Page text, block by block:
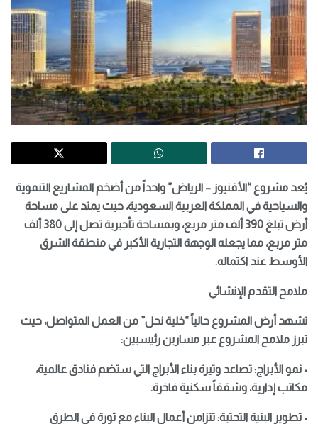
يُعد مشروع “الأفنيوز – الرياض” واحداً من أضخم المشاريع التنموية
والسياحية في المملكة العربية السعودية، حيث يمتد على مساحة
أرض تبلغ 390 ألف متر مربع، وبمساحة تأجيرية تصل إلى 380 ألف
متر مربع، مما يجعله الوجهة التجارية الأكبر في منطقة الشرق
الأوسط عند اكتماله.
ملامح التقدم الإنشائي
تشهد أرض المشروع حالياً “خلية نحل” من العمل المتواصل، حيث
تبرز ملامح المشروع عبر مسارين رئيسيين:
• نمو الأبراج: تصاعد وتيرة بناء الأبراج التي ستضم فنادق عالمية،
مكاتب إدارية، وشققاً سكنية فاخرة.
• تطوير البنية التحتية: تتزامن أعمال البناء مع ثورة في الطرق